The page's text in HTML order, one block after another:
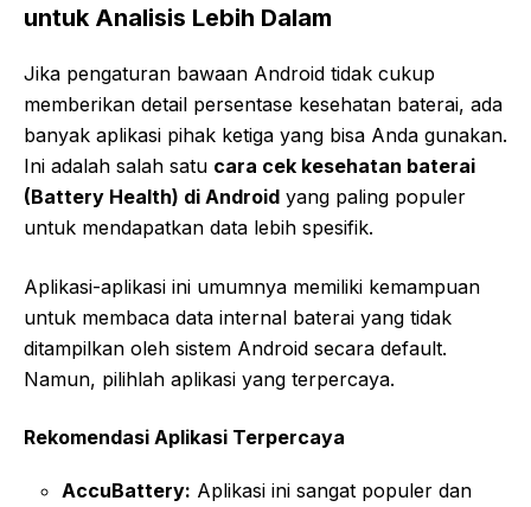
untuk Analisis Lebih Dalam
Jika pengaturan bawaan Android tidak cukup
memberikan detail persentase kesehatan baterai, ada
banyak aplikasi pihak ketiga yang bisa Anda gunakan.
Ini adalah salah satu cara cek kesehatan baterai
(Battery Health) di Android yang paling populer
untuk mendapatkan data lebih spesifik.
Aplikasi-aplikasi ini umumnya memiliki kemampuan
untuk membaca data internal baterai yang tidak
ditampilkan oleh sistem Android secara default.
Namun, pilihlah aplikasi yang terpercaya.
Rekomendasi Aplikasi Terpercaya
AccuBattery: Aplikasi ini sangat populer dan